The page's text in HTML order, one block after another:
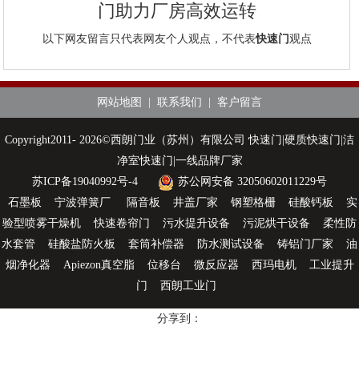
门助力厂房高效运转
以下网友留言只代表网友个人观点，不代表快速门观点
网站地图 联系我们 客户留言
Copyright2011- 2026©西朗门业（苏州）有限公司 快速门|硬质快速门|洁
净室快速门|一线品牌厂家
苏ICP备19040992号-4
苏公网安备 32050602011229号
石墨板
宁波弹簧厂 隔音板 井盖厂家 钢塑格栅 硅酸钙板
实
验型喷雾干燥机
快速卷帘门 污水提升设备 污泥烘干设备
柔性防
水套管
硅酸盐防火板 套筒补偿器 防水测试设备 铸铝门厂家
油
烟净化器
Apiezon真空脂 位移台 微反应器 西玛电机
工业提升
门
西朗工业门
分享到：